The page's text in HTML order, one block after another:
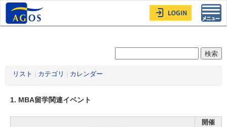
リスト カテゴリ カレンダー
1. MBA留学関連イベント
開催